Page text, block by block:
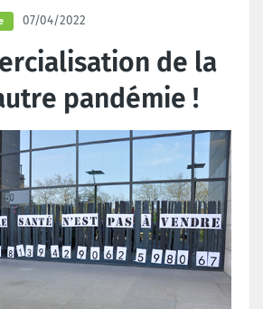
07/04/2022
de la
pandémie !